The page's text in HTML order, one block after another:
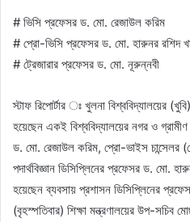
# ভিসি প্রফেসর ড. মো. রেজাউল করিম
# প্রো-ভিসি প্রফেসর ড. মো. হারুনর রশিদ
# ট্রেজারার প্রফেসর ড. মো. নূরুন্নবী
স্টাফ রিপোর্টার ঃ খুলনা বিশ্ববিদ্যালয়ের
হয়েছেন একই বিশ্ববিদ্যালয়ের নগর ও গ্রামীণ
ড. মো. রেজাউল করিম, প্রো-ভাইস চান্সেলর
পদার্থবিজ্ঞান ডিসিপ্লিনের প্রফেসর ড. মো.
হয়েছেন ব্যবসায় প্রশাসন ডিসিপ্লিনের
(বৃহস্পতিবার) শিক্ষা মন্ত্রণালয়ের উপ-সচিব